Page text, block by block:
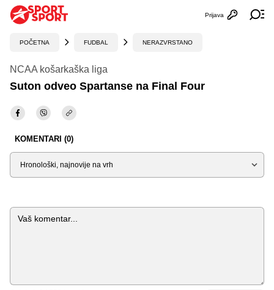
Otvori
Prijava
POČETNA FUDBAL NERAZVRSTANO
NCAA košarkaška liga
Suton odveo Spartanse na Final Four
KOMENTARI (0)
Sortiraj
Komentar